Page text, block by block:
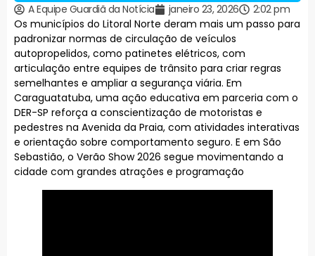
A Equipe Guardiã da Notícia janeiro 23, 2026
2:02 pm
Os municípios do Litoral Norte deram mais um passo para
padronizar normas de circulação de veículos
autopropelidos, como patinetes elétricos, com
articulação entre equipes de trânsito para criar regras
semelhantes e ampliar a segurança viária. Em
Caraguatatuba, uma ação educativa em parceria com o
DER-SP reforça a conscientização de motoristas e
pedestres na Avenida da Praia, com atividades interativas
e orientação sobre comportamento seguro. E em São
Sebastião, o Verão Show 2026 segue movimentando a
cidade com grandes atrações e programação